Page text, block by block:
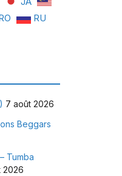
RU
7 août 2026
Beggars
Tumba
2026